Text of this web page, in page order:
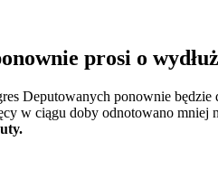
prosi o
Deputowanych ponownie
w ciągu doby odnotowano mniej